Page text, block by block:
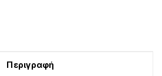
Περιγραφή